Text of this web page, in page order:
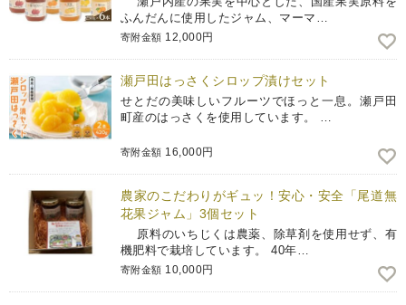
ふんだんに使用したジャム、マーマ…
寄附金額 12,000円
瀬戸田はっさくシロップ漬けセット
せとだの美味しいフルーツでほっと一息。瀬戸田
町産のはっさくを使用しています。 …
寄附金額 16,000円
農家のこだわりがギュッ！安心・安全「尾道無
花果ジャム」3個セット
原料のいちじくは農薬、除草剤を使用せず、有
機肥料で栽培しています。 40年…
寄附金額 10,000円